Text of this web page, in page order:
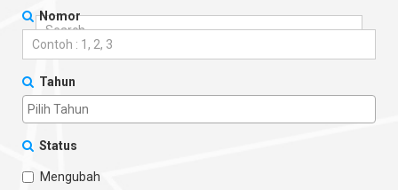
Nomor
Tahun
Status
Mengubah